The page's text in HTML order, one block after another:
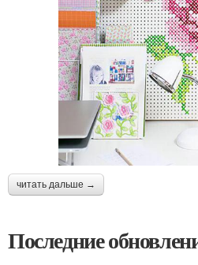
читать дальше →
Последние